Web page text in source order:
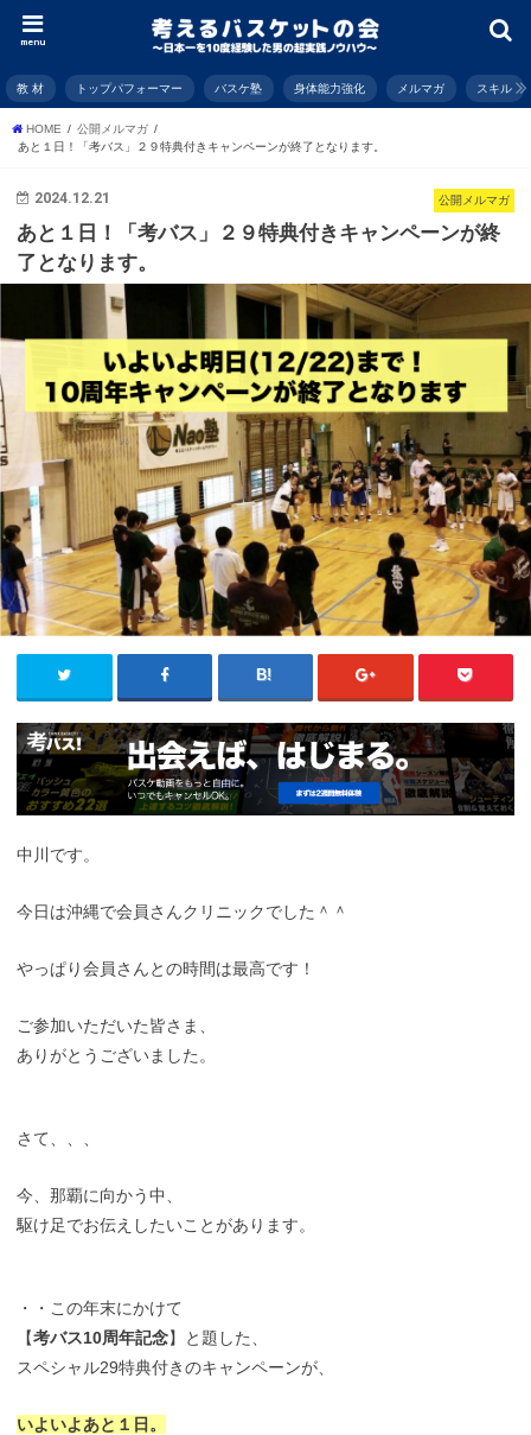
menu
教 材 トップパフォーマー バスケ塾 身体能力強化 メルマガ スキル
HOME
公開メルマガ
あと１日！「考バス」２９特典付きキャンペーンが終了となります。
公開メルマガ
2024.12.21
あと１日！「考バス」２９特典付きキャンペーンが終
了となります。
中川です。
今日は沖縄で会員さんクリニックでした＾＾
やっぱり会員さんとの時間は最高です！
ご参加いただいた皆さま、
ありがとうございました。
さて、、、
今、那覇に向かう中、
駆け足でお伝えしたいことがあります。
・・この年末にかけて
【考バス10周年記念】と題した、
スペシャル29特典付きのキャンペーンが、
いよいよあと１日。